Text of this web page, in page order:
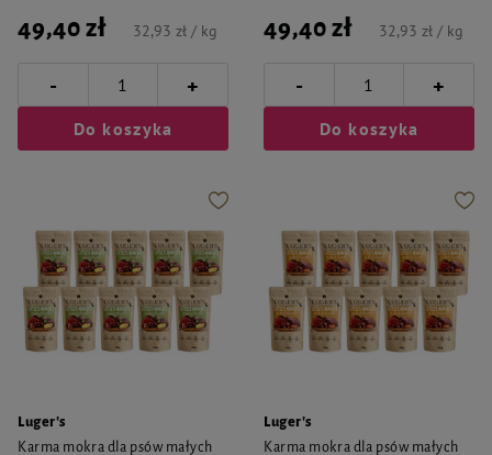
49,40 zł 32,93 zł / kg
- +
Do koszyka
49,40 zł 32,93 zł / kg
- +
Do koszyka
Luger's
Karma mokra dla psów małych
Luger's
Karma mokra dla psów małych